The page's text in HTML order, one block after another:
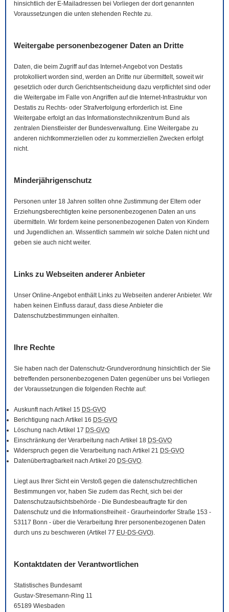
hinsichtlich der E-Mail adressen bei Vorliegen der dort genannten
Voraussetzungen die unten stehenden Rechte zu.
Weitergabe personenbezogener Daten an Dritte
Daten, die beim Zugriff auf das Internet-Angebot von Destatis
protokolliert worden sind, werden an Dritte nur übermittelt, soweit wir
gesetzlich oder durch Gerichtsentscheidung dazu verpflichtet sind oder
die Weitergabe im Falle von Angriffen auf die Internet-Infrastruktur von
Destatis zu Rechts- oder Strafverfolgung erforderlich ist. Eine
Weitergabe erfolgt an das Informationstechnikzentrum Bund als
zentralen Dienstleister der Bundesverwaltung. Eine Weitergabe zu
anderen nichtkommerziellen oder zu kommerziellen Zwecken erfolgt
nicht.
Minderjährigenschutz
Personen unter 18 Jahren sollten ohne Zustimmung der Eltern oder
Erziehungsberechtigten keine personenbezogenen Daten an uns
übermitteln. Wir fordern keine personenbezogenen Daten von Kindern
und Jugendlichen an. Wissentlich sammeln wir solche Daten nicht und
geben sie auch nicht weiter.
Links zu Webseiten anderer Anbieter
Unser Online-Angebot enthält Links zu Webseiten anderer Anbieter. Wir
haben keinen Einfluss darauf, dass diese Anbieter die
Datenschutzbestimmungen einhalten.
Ihre Rechte
Sie haben nach der Datenschutz-Grundverordnung hinsichtlich der Sie
betreffenden personenbezogenen Daten gegenüber uns bei Vorliegen
der Voraussetzungen die folgenden Rechte auf:
Auskunft nach Artikel 15 DS-GVO
Berichtigung nach Artikel 16 DS-GVO
Löschung nach Artikel 17 DS-GVO
Einschränkung der Verarbeitung nach Artikel 18 DS-GVO
Widerspruch gegen die Verarbeitung nach Artikel 21 DS-GVO
Datenübertragbarkeit nach Artikel 20 DS-GVO.
Liegt aus Ihrer Sicht ein Verstoß gegen die datenschutzrechtlichen
Bestimmungen vor, haben Sie zudem das Recht, sich bei der
Datenschutzaufsichtsbehörde - Die Bundesbeauftragte für den
Datenschutz und die Informationsfreiheit - Graurheindorfer Straße 153 -
53117 Bonn - über die Verarbeitung Ihrer personenbezogenen Daten
durch uns zu beschweren (Artikel 77 EU-DS-GVO).
Kontaktdaten der Verantwortlichen
Statistisches Bundesamt
Gustav-Stresemann-Ring 11
65189 Wiesbaden